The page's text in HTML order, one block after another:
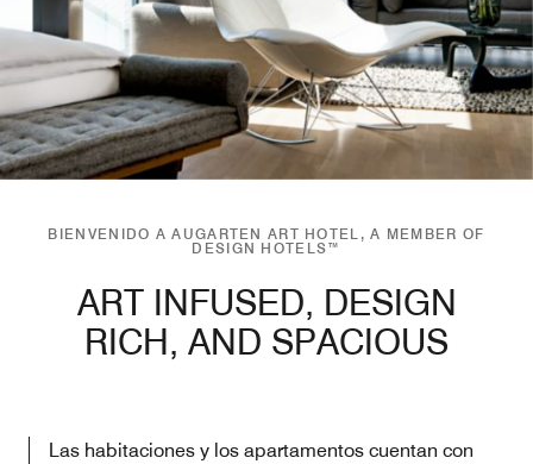
BIENVENIDO A AUGARTEN ART HOTEL, A MEMBER OF
DESIGN HOTELS™
ART INFUSED, DESIGN
RICH, AND SPACIOUS
Las habitaciones y los apartamentos cuentan con